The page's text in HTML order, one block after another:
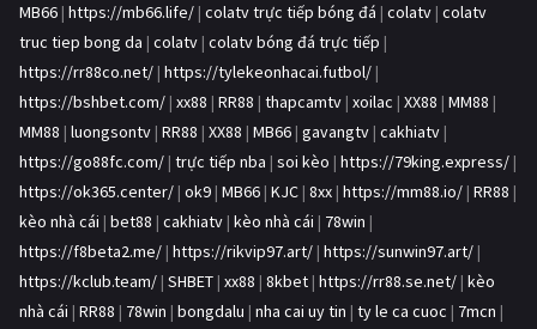
MB66 | https://mb66.life/ | colatv trực tiếp bóng đá | colatv | colatv
truc tiep bong da | colatv | colatv bóng đá trực tiếp |
https://rr88co.net/ | https://tylekeonhacai.futbol/ |
https://bshbet.com/ | xx88 | RR88 | thapcamtv | xoilac | XX88 | MM88 |
MM88 | luongsontv | RR88 | XX88 | MB66 | gavangtv | cakhiatv |
https://go88fc.com/ | trực tiếp nba | soi kèo | https://79king.express/ |
https://ok365.center/ | ok9 | MB66 | KJC | 8xx | https://mm88.io/ | RR88 |
kèo nhà cái | bet88 | cakhiatv | kèo nhà cái | 78win |
https://f8beta2.me/ | https://rikvip97.art/ | https://sunwin97.art/ |
https://kclub.team/ | SHBET | xx88 | 8kbet | https://rr88.se.net/ | kèo
nhà cái | RR88 | 78win | bongdalu | nha cai uy tin | ty le ca cuoc | 7mcn |